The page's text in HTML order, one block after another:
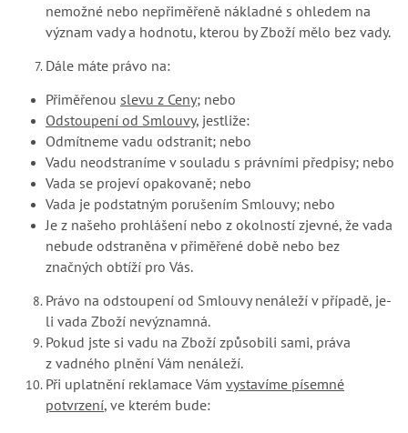
nemožné nebo nepřiměřeně nákladné s ohledem na
význam vady a hodnotu, kterou by Zboží mělo bez vady.
Dále máte právo na:
Přiměřenou slevu z Ceny; nebo
Odstoupení od Smlouvy, jestliže:
Odmítneme vadu odstranit; nebo
Vadu neodstraníme v souladu s právními předpisy; nebo
Vada se projeví opakovaně; nebo
Vada je podstatným porušením Smlouvy; nebo
Je z našeho prohlášení nebo z okolností zjevné, že vada
nebude odstraněna v přiměřené době nebo bez
značných obtíží pro Vás.
Právo na odstoupení od Smlouvy nenáleží v případě, je-
li vada Zboží nevýznamná.
Pokud jste si vadu na Zboží způsobili sami, práva
z vadného plnění Vám nenáleží.
Při uplatnění reklamace Vám vystavíme písemné
potvrzení, ve kterém bude: